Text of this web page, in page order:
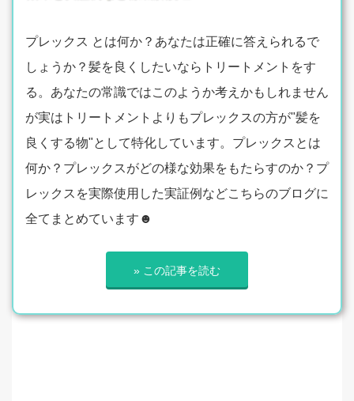
プレックス とは何か？あなたは正確に答えられるで
しょうか？髪を良くしたいならトリートメントをす
る。あなたの常識ではこのようか考えかもしれません
が実はトリートメントよりもプレックスの方が"髪を
良くする物"として特化しています。プレックスとは
何か？プレックスがどの様な効果をもたらすのか？プ
レックスを実際使用した実証例などこちらのブログに
全てまとめています☻
» この記事を読む